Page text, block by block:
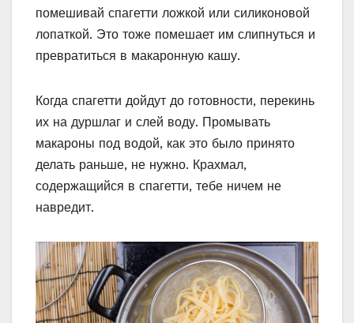
помешивай спагетти ложкой или силиконовой
лопаткой. Это тоже помешает им слипнуться и
превратиться в макаронную кашу.
Когда спагетти дойдут до готовности, перекинь
их на дуршлаг и слей воду. Промывать
макароны под водой, как это было принято
делать раньше, не нужно. Крахмал,
содержащийся в спагетти, тебе ничем не
навредит.